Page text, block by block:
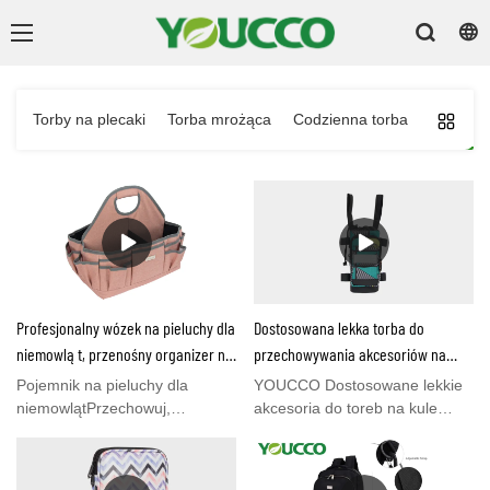
Torby na plecaki Torba mrożąca Codzienna torba Torba
Profesjonalny wózek na pieluchy dla
niemowląt, przenośny organizer na
pieluchy dla przedszkoli, przewijak i
producentów samochodów
Pojemnik na pieluchy dla
niemowlątPrzechowuj,
akcesoria dla swojego
dziecka!Ten pojemnik na
Dostosowana lekka torba do
przechowywania akcesoriów na
kule dla producentów kul / wózków
inwalidzkich z Chin
YOUCCO Dostosowane lekkie
akcesoria do toreb na kule
producentów kul / wózków
inwalidzkich z Chin, świetna